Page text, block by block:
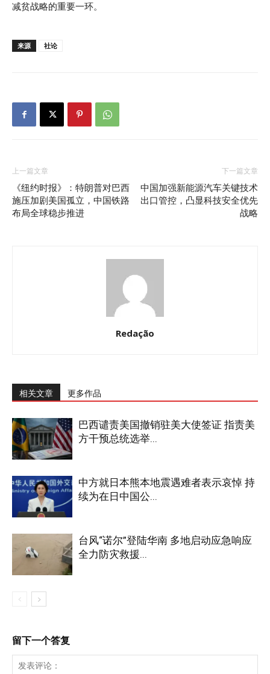
减贫战略的重要一环。
来源 社论
上一篇文章
《纽约时报》：特朗普对巴西
施压加剧美国孤立，中国铁路
布局全球稳步推进
下一篇文章
中国加强新能源汽车关键技术
出口管控，凸显科技安全优先
战略
Redação
相关文章 更多作品
巴西谴责美国撤销驻美大使签证 指责美
方干预总统选举...
中方就日本熊本地震遇难者表示哀悼 持
续为在日中国公...
台风“诺尔”登陆华南 多地启动应急响应
全力防灾救援...
留下一个答复